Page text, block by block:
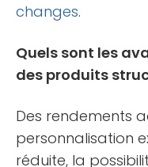
changes.
Quels sont les
des produits
Des rendements
personnalisation
réduite, la